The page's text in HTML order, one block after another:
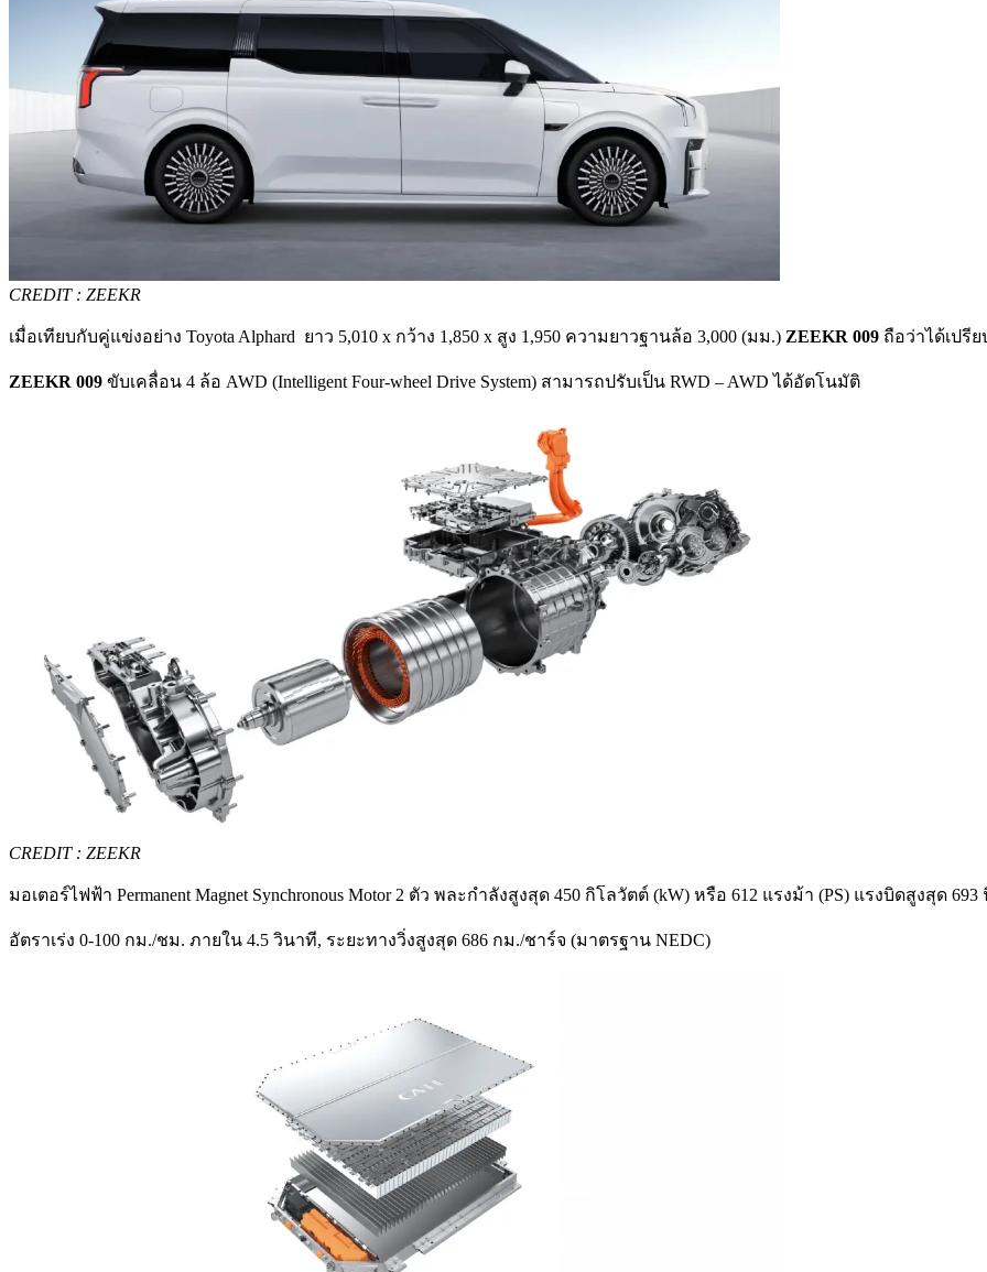
CREDIT : ZEEKR
เมื่อเทียบกับคู่แข่งอย่าง Toyota Alphard ยาว 5,010 x กว้าง 1,850 x สูง 1,950 ความยาวฐานล้อ 3,000 (มม.) ZEEKR 009 ถือว่าได้เปรี
ZEEKR 009 ขับเคลื่อน 4 ล้อ AWD (Intelligent Four-wheel Drive System) สามารถปรับเป็น RWD – AWD ได้อัตโนมัติ
CREDIT : ZEEKR
มอเตอร์ไฟฟ้า Permanent Magnet Synchronous Motor 2 ตัว พละกำลังสูงสุด 450 กิโลวัตต์ (kW) หรือ 612 แรงม้า (PS) แรงบิดสูงสุด
อัตราเร่ง 0-100 กม./ชม. ภายใน 4.5 วินาที, ระยะทางวิ่งสูงสุด 686 กม./ชาร์จ (มาตรฐาน NEDC)